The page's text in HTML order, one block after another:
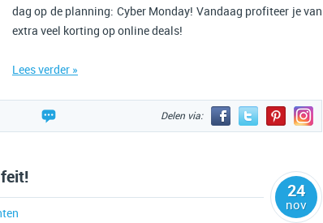
dag op de planning: Cyber Monday! Vandaag profiteer je van
extra veel korting op online deals!
Lees verder »
Delen via:
24
nov